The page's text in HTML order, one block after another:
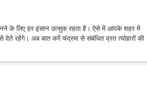
के लिए हर इंसान उत्सुक रहता है। ऐसे में आपके शहर में
रहेंगे। अब बात करें चंद्रमा से संबंधित व्रत त्योहारों की